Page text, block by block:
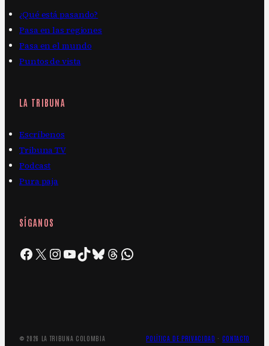
¿Qué está pasando?
Pasa en las regiones
Pasa en el mundo
Puntos de vista
LA TRIBUNA
Escríbenos
Tribuna TV
Podcast
Pura paja
SÍGANOS
Facebook X InstagramYouTube TikTok Bluesky Threads WhatsApp
© 2026 LA TRIBUNA COLOMBIA POLÍTICA DE PRIVACIDAD · CONTACTO